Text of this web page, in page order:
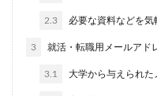
2.3 必要な資料などを気
3 就活・転職用メールアド
3.1 大学から与えられた